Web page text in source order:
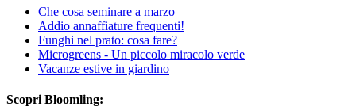
Che cosa seminare a marzo
Addio annaffiature frequenti!
Funghi nel prato: cosa fare?
Microgreens - Un piccolo miracolo verde
Vacanze estive in giardino
Scopri Bloomling: